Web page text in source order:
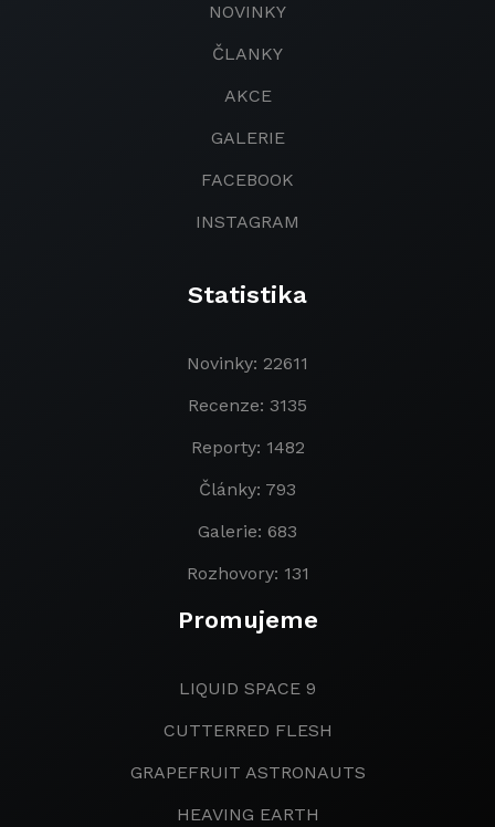
NOVINKY
ČLANKY
AKCE
GALERIE
FACEBOOK
INSTAGRAM
Statistika
Novinky: 22611
Recenze: 3135
Reporty: 1482
Články: 793
Galerie: 683
Rozhovory: 131
Promujeme
LIQUID SPACE 9
CUTTERRED FLESH
GRAPEFRUIT ASTRONAUTS
HEAVING EARTH